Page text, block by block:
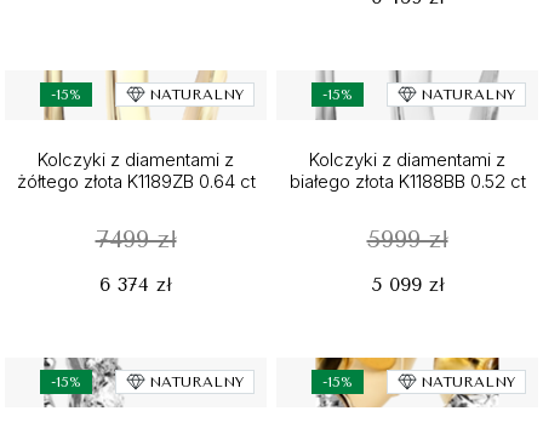
-15% NATURALNY
Kolczyki z diamentami z
żółtego złota K1189ZB 0.64 ct
7499 zł
6 374 zł
-15% NATURALNY
Kolczyki z diamentami z
białego złota K1188BB 0.52 ct
5999 zł
5 099 zł
-15% NATURALNY -15% NATURALNY